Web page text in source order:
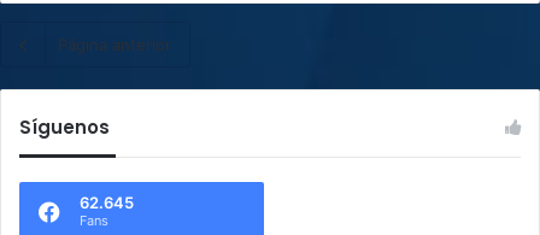
Página anterior
Síguenos
62.645
Fans